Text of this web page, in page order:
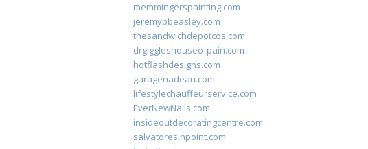
memmingerspainting.com
jeremypbeasley.com
thesandwichdepotcos.com
drgiggleshouseofpain.com
hotflashdesigns.com
garagenadeau.com
lifestylechauffeurservice.com
EverNewNails.com
insideoutdecoratingcentre.com
salvatoresinpoint.com